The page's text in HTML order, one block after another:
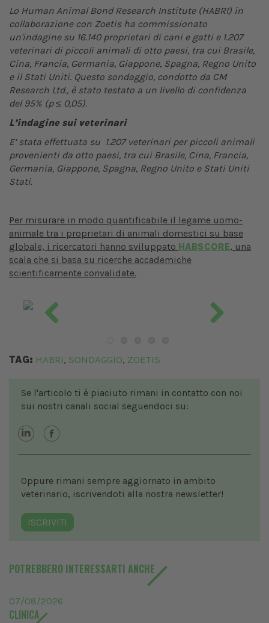
Lo Human Animal Bond Research Institute (HABRI) in
collaborazione con Zoetis ha commissionato
un'indagine su 16.140 proprietari di cani e gatti e 1.207
veterinari di piccoli animali di otto paesi, tra cui Brasile,
Cina, Francia, Germania, Giappone, Spagna, Regno Unito
e il Stati Uniti. Questo sondaggio, condotto da CM
Research Ltd., è stato testato a un livello di confidenza
del 95% (p ≤ 0,05).
L’indagine sui veterinari
E’ stata effettuata su 1.207 veterinari per piccoli animali
provenienti da otto paesi, tra cui Brasile, Cina, Francia,
Germania, Giappone, Spagna, Regno Unito e Stati Uniti
Stati.
Per misurare in modo quantificabile il legame uomo-
animale tra i proprietari di animali domestici su base
globale, i ricercatori hanno sviluppato HABSCORE, una
scala che si basa su ricerche accademiche
scientificamente convalidate.
TAG: HABRI, SONDAGGIO, ZOETIS
Se l'articolo ti è piaciuto rimani in contatto con noi
sui nostri canali social seguendoci su:
Oppure rimani sempre aggiornato in ambito
veterinario, iscrivendoti alla nostra newsletter!
ISCRIVITI
POTREBBERO INTERESSARTI ANCHE
07/08/2026
CLINICA